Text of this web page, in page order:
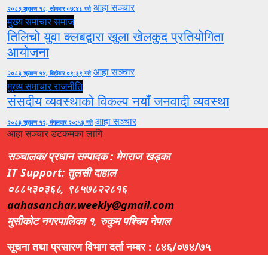
२०८३ श्रावण १८, सोमबार ०७:४८ गते आहा सञ्चार
मुख्य समाचारसमाज
तिलिचो युवा क्लबद्वारा खुला खेलकुद प्रतियोगिता
आयोजना
२०८३ श्रावण १४, बिहीबार ०९:३९ गते आहा सञ्चार
मुख्य समाचारराजनीति
संसदीय व्यवस्थाको विकल्प नयाँ जनवादी व्यवस्था
२०८३ श्रावण १२, मंगलवार २०:५३ गते आहा सञ्चार
आहा सञ्चार डटकमका लागि
सञ्चालक/प्रधान सम्पादक : मेगराज खड्का
IT Support: तुलसी दाहाल
०८८५३०३६८, ९८५७८२२८१६
aahasanchar.weekly@gmail.com
मुसीकोट नगरपालिका १, रुकुम पश्चिम नेपाल
सूचना तथा प्रसारण विभाग दर्ता नम्बर : ८४६/०७४/७५